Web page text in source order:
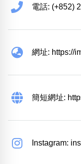
電話: (+852)
網址: https://
簡短網址:
Instagram: